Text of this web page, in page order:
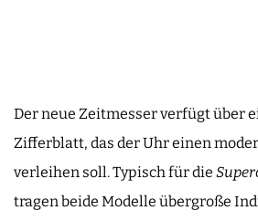
Der neue Zeitmesser verfügt über
Zifferblatt, das der Uhr einen
verleihen soll. Typisch für die
tragen beide Modelle übergroße